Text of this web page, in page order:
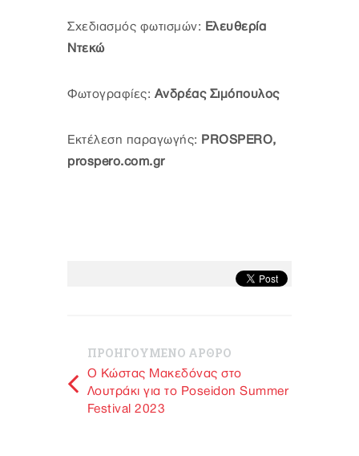
Σχεδιασμός φωτισμών: Ελευθερία
Ντεκώ
Φωτογραφίες: Ανδρέας Σιμόπουλος
Εκτέλεση παραγωγής: PROSPERO,
prospero.com.gr
ΠΡΟΗΓΟΥΜΕΝΟ ΑΡΘΡΟ
Ο Κώστας Μακεδόνας στο
Λουτράκι για το Poseidon Summer
Festival 2023